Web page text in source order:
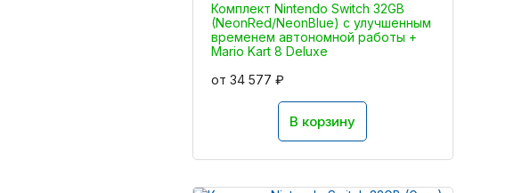
Комплект Nintendo Switch 32GB
(NeonRed/NeonBlue) с улучшенным
временем автономной работы +
Mario Kart 8 Deluxe
от 34 577 ₽
В корзину